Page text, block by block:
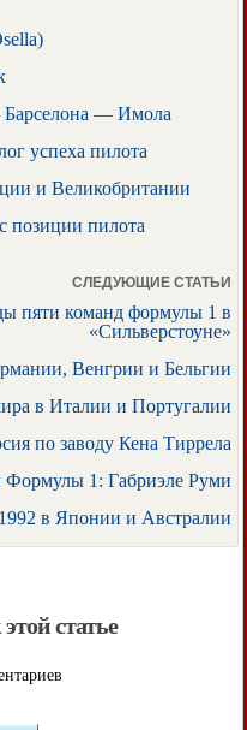
Барселона — Имола
успеха пилота
и Великобритании
позиции пилота
СЛЕДУЮЩИЕ СТАТЬИ
пяти команд формулы 1 в
«Сильверстоуне»
Венгрии и Бельгии
в Италии и Португалии
по заводу Кена Тиррела
1: Габриэле Руми
в Японии и Австралии
статье